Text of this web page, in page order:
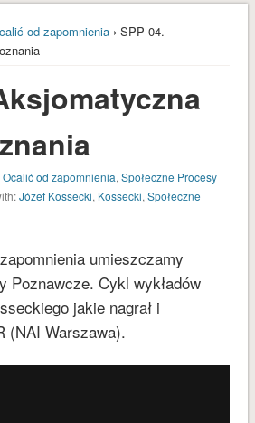
od zapomnienia› SPP 04.
Ocalić od zapomnienia, Społeczne Procesy
Józef Kossecki, Kossecki, Społeczne
umieszczamy
Poznawcze. Cykl wykładów
jakie nagrał i
(NAI Warszawa).